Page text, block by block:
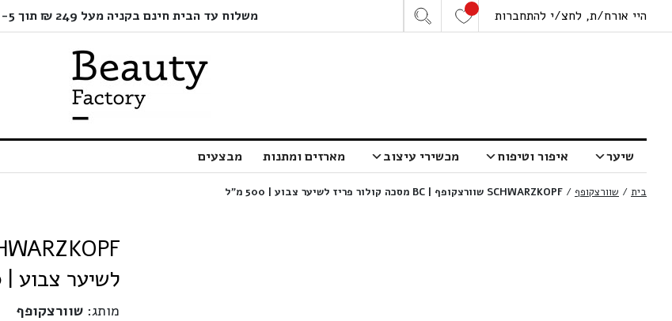
היי אורח/ת, לחצ/י להתחברות משלוח עד הבית חינם בקניה מעל 249 ₪ תוך 1-5 ימי עסקים בלבד!
שיער איפור וטיפוח מכשירי עיצוב מארזים ומתנות מבצעים
בית / שוורצקופף / SCHWARZKOPF שוורצקופף | BC מסכה קולור פריז לשיער צבוע | 500 מ”ל
לשיער צבוע | 500 מ”ל
מותג: שוורצקופף